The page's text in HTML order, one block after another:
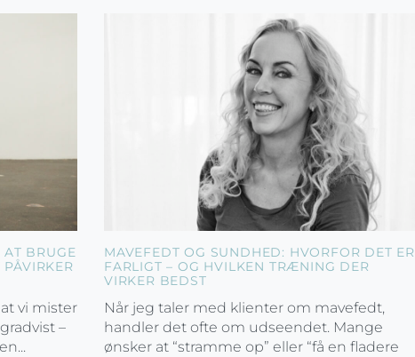
BRUGE
vi mister
–
MAVEFEDT OG SUNDHED: HVORFOR DET ER
FARLIGT – OG HVILKEN TRÆNING DER
VIRKER BEDST
Når jeg taler med klienter om mavefedt,
handler det ofte om udseendet. Mange
ønsker at “stramme op” eller “få en fladere